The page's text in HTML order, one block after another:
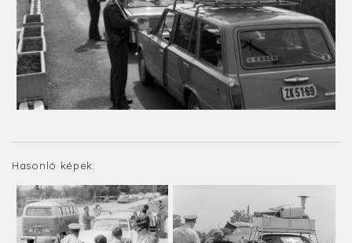
Hasonló képek: